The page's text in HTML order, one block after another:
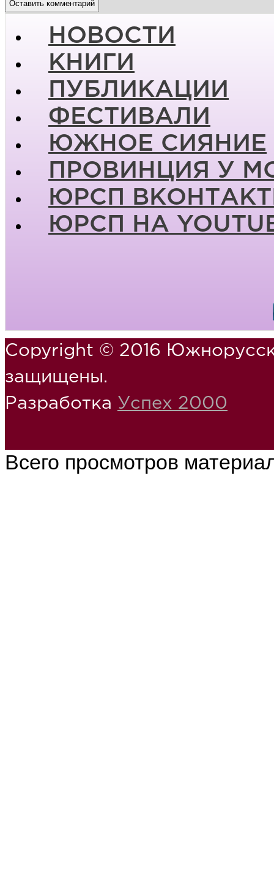
НОВОСТИ
КНИГИ
ПУБЛИКАЦИИ
ФЕСТИВАЛИ
ЮЖНОЕ СИЯНИЕ
ПРОВИНЦИЯ У
ЮРСП
ЮРСП НА
Copyright © 2016
защищены.
Разработка Успех 2000
Всего просмотров